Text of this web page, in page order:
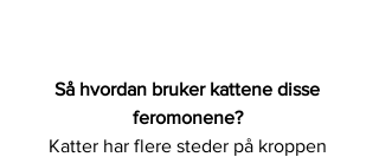
Så hvordan bruker kattene disse
feromonene?
Katter har flere steder på kroppen